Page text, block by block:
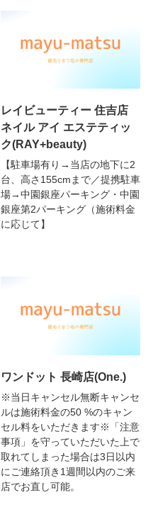
レイビューティー 住吉店
ネイル アイ エステティッ
ク(RAY+beauty)
【駐車場有り→当店の地下に2
台、高さ155cmまで／提携駐車
場→中園銀座パーキング・中園
銀座第2パーキング（施術料金
に応じて】
ワンドット 長崎店(One.)
※当日キャンセル無断キャンセ
ルは施術料金の50 %のキャン
セル料をいただきます※「注意
事項」を守っていただいた上で
取れてしまった場合は3日以内
にご連絡頂き1週間以内のご来
店でお直し可能。